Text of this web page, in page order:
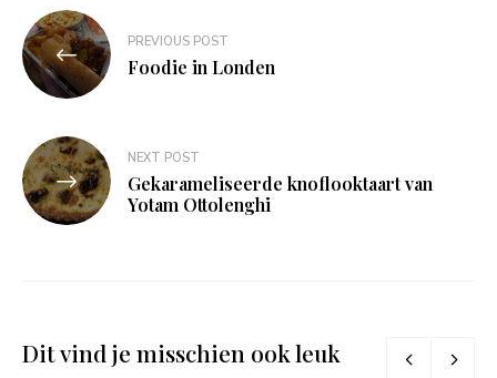
Bericht
navigatie
PREVIOUS POST
Foodie in Londen
NEXT POST
Gekarameliseerde knoflooktaart van
Yotam Ottolenghi
Dit vind je misschien ook leuk